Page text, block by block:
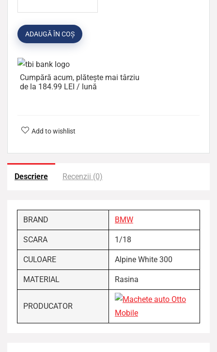
n
a
ADAUGĂ ÎN COȘ
Cumpără acum, plătește mai târziu
de la 184.99 LEI / lună
Add to wishlist
Descriere Recenzii (0)
BRAND BMW
SCARA 1/18
CULOARE Alpine White 300
MATERIAL Rasina
PRODUCATOR